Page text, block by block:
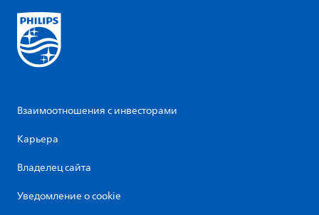
Взаимоотношения с инвесторами
Карьера
Владелец сайта
Уведомление о cookie